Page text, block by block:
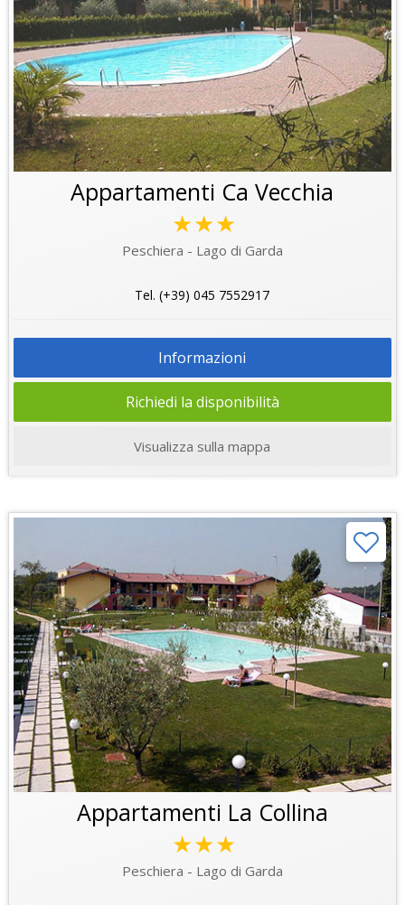
Appartamenti Ca Vecchia
★★★
Peschiera - Lago di Garda
Tel. (+39) 045 7552917
Informazioni
Richiedi la disponibilità
Visualizza sulla mappa
Appartamenti La Collina
★★★
Peschiera - Lago di Garda